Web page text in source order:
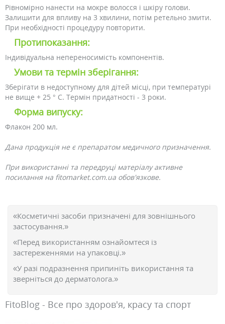
Рівномірно нанести на мокре волосся і шкіру голови.
Залишити для впливу на 3 хвилини, потім ретельно змити.
При необхідності процедуру повторити.
Протипоказання:
Індивідуальна непереносимість компонентів.
Умови та термін зберігання:
Зберігати в недоступному для дітей місці, при температурі
не вище + 25 ° С. Термін придатності - 3 роки.
Форма випуску:
Флакон 200 мл.
Дана продукція не є препаратом медичного призначення.
При використанні та передруці матеріалу активне
посилання на fitomarket.com.ua обов'язкове.
«Косметичні засоби призначені для зовнішнього
застосування.»
«Перед використанням ознайомтеся із
застереженнями на упаковці.»
«У разі подразнення припиніть використання та
зверніться до дерматолога.»
FitoBlog - Все про здоров'я, красу та спорт